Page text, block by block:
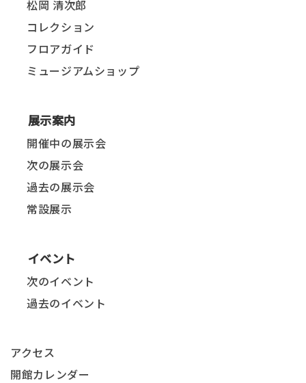
松岡 清次郎
コレクション
フロアガイド
ミュージアムショップ
展示案内
開催中の展示会
次の展示会
過去の展示会
常設展示
イベント
次のイベント
過去のイベント
アクセス
開館カレンダー